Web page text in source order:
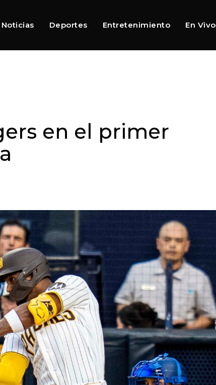
Noticias Deportes Entretenimiento En Vivo
en el primer